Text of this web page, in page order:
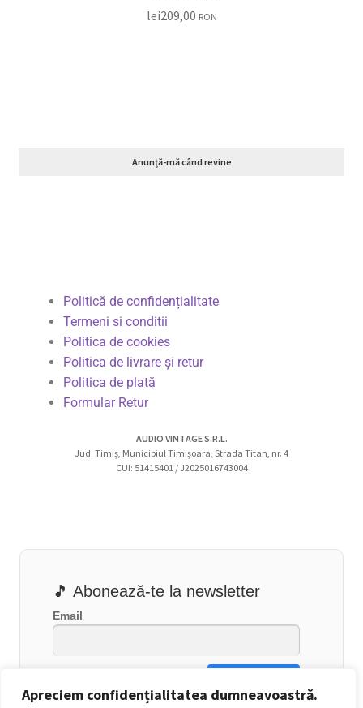
Apreciem confidențialitatea dumneavoastră.
lei209,00 RON
Anunță-mă când revine
Politică de confidențialitate
Termeni si conditii
Politica de cookies
Politica de livrare și retur
Politica de plată
Formular Retur
AUDIO VINTAGE S.R.L.
Jud. Timiș, Municipiul Timișoara, Strada Titan, nr. 4
CUI: 51415401 / J2025016743004
🎵 Abonează-te la newsletter
Email